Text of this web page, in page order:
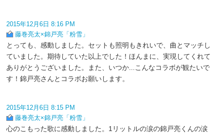
2015年12月6日 8:16 PM
藤巻亮太×錦戸亮「粉雪」
とっても、感動しました。セットも照明もきれいで、曲とマッチし
ていました。期待していた以上でした！ほんまに、実現してくれて
ありがとうございました。また、いつか...こんなコラボが観たいで
す！錦戸亮さんとコラボお願いします。
2015年12月6日 8:15 PM
藤巻亮太×錦戸亮「粉雪」
心のこもった歌に感動しました。1リットルの涙の錦戸亮くんの涙